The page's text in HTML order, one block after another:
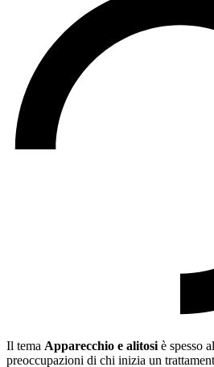
Il tema Apparecchio e alitosiè spesso
preoccupazioni di chi inizia un